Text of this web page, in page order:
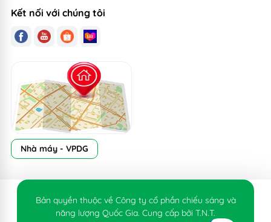
Kết nối với chúng tôi
Nhà máy - VPDG
Bản quyền thuộc về Công ty cổ phần chiếu sáng và
năng lượng Quốc Gia. Cung cấp bởi T.N.T.